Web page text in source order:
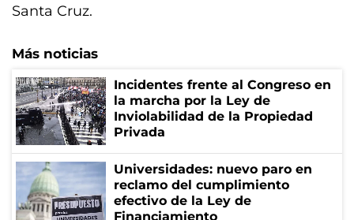
Santa Cruz.
Más noticias
Incidentes frente al Congreso en
la marcha por la Ley de
Inviolabilidad de la Propiedad
Privada
Universidades: nuevo paro en
reclamo del cumplimiento
efectivo de la Ley de
Financiamiento